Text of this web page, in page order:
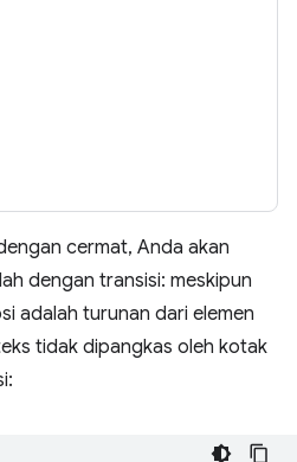
cermat, Anda akan
dengan transisi: meskipun
adalah turunan dari elemen
tidak dipangkas oleh kotak